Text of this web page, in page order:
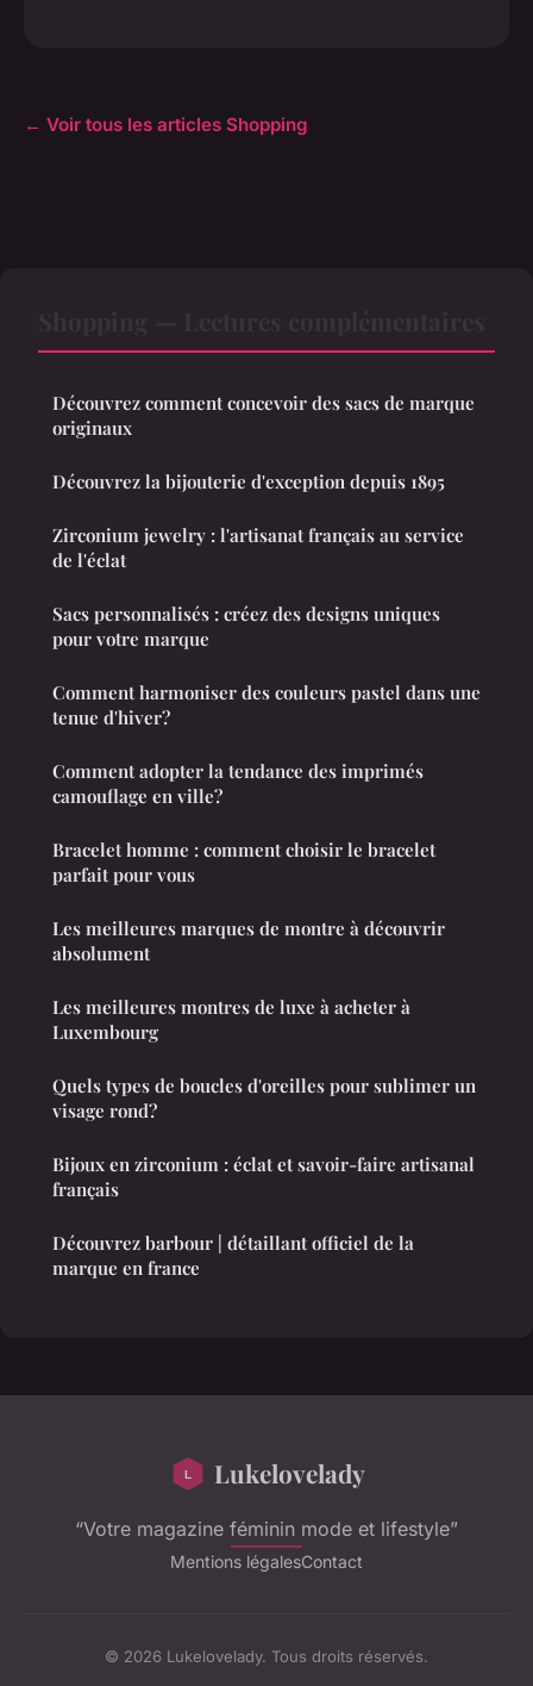
← Voir tous les articles Shopping
Découvrez comment concevoir des sacs de marque
originaux
Découvrez la bijouterie d'exception depuis 1895
Zirconium jewelry : l'artisanat français au service
de l'éclat
Sacs personnalisés : créez des designs uniques
pour votre marque
Comment harmoniser des couleurs pastel dans une
tenue d'hiver?
Comment adopter la tendance des imprimés
camouflage en ville?
Bracelet homme : comment choisir le bracelet
parfait pour vous
Les meilleures marques de montre à découvrir
absolument
Les meilleures montres de luxe à acheter à
Luxembourg
Quels types de boucles d'oreilles pour sublimer un
visage rond?
Bijoux en zirconium : éclat et savoir-faire artisanal
français
Découvrez barbour | détaillant officiel de la
marque en france
Lukelovelady
“Votre magazine féminin mode et lifestyle”
Mentions légalesContact
© 2026 Lukelovelady. Tous droits réservés.